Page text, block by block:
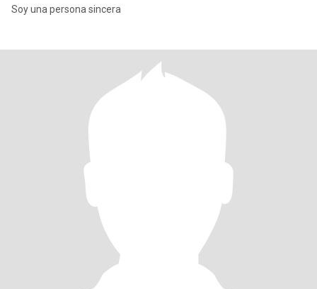
Soy una persona sincera